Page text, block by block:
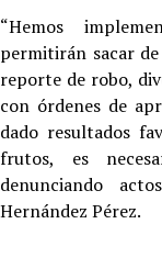
“Hemos
permitirán sacar
reporte de robo,
con órdenes de
dado resultados
frutos, es
denunciando
Hernández Pérez.